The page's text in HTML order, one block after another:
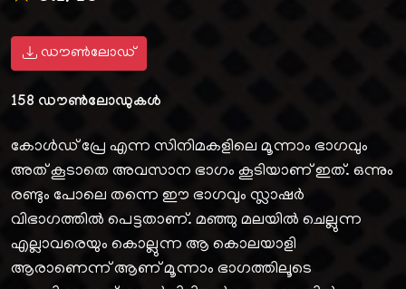
ഡൗൺലോഡ്
158 ഡൗൺലോഡുകൾ
കോൾഡ് പ്രേ എന്ന സിനിമകളിലെ മൂന്നാം ഭാഗവും
അത് കൂടാതെ അവസാന ഭാഗം കൂടിയാണ് ഇത്. ഒന്നും
രണ്ടും പോലെ തന്നെ ഈ ഭാഗവും സ്ലാഷർ
വിഭാഗത്തിൽ പെട്ടതാണ്. മഞ്ഞു മലയിൽ ചെല്ലുന്ന
എല്ലാവരെയും കൊല്ലുന്ന ആ കൊലയാളി
ആരാണെന്ന് ആണ് മൂന്നാം ഭാഗത്തിലൂടെ